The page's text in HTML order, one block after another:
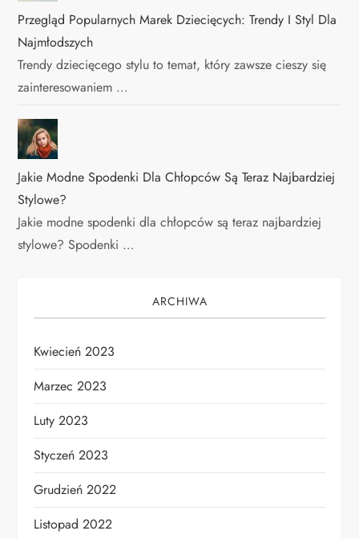
Przegląd Popularnych Marek Dziecięcych: Trendy I Styl Dla
Najmłodszych
Trendy dziecięcego stylu to temat, który zawsze cieszy się
zainteresowaniem …
Jakie Modne Spodenki Dla Chłopców Są Teraz Najbardziej
Stylowe?
Jakie modne spodenki dla chłopców są teraz najbardziej
stylowe? Spodenki …
ARCHIWA
Kwiecień 2023
Marzec 2023
Luty 2023
Styczeń 2023
Grudzień 2022
Listopad 2022